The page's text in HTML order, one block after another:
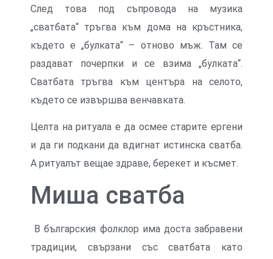
След това под съпровода на музика
„сватбата“ тръгва към дома на кръстника,
където е „булката“ – отново мъж. Там се
раздават почерпки и се взима „булката“.
Сватбата тръгва към центъра на селото,
където се извършва венчавката.
Целта на ритуала е да осмее старите ергени
и да ги подкани да вдигнат истинска сватба.
А ритуалът вещае здраве, берекет и късмет.
Миша сватба
В българския фолклор има доста забравени
традиции, свързани със сватбата като